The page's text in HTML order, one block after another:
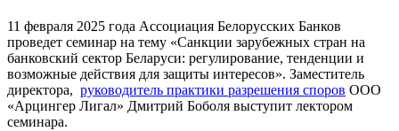
11 февраля 2025 года Ассоциация Белорусских Банков
проведет семинар на тему «Санкции зарубежных стран на
банковский сектор Беларуси: регулирование, тенденции и
возможные действия для защиты интересов». Заместитель
директора, руководитель практики разрешения споров ООО
«Арцингер Лигал» Дмитрий Боболя выступит лектором
семинара.